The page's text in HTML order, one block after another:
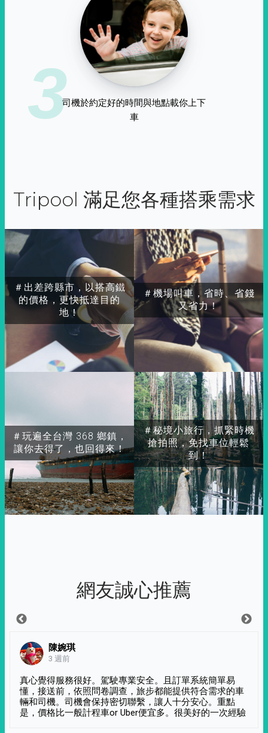
3司機於約定好的時間與地點載你上下
車
Tripool 滿足您各種搭乘需求
＃出差跨縣市，以搭高鐵
的價格，更快抵達目的
地！
＃玩遍全台灣 368 鄉鎮，
讓你去得了，也回得來！
＃秘境小旅行，抓緊時機
搶拍照，免找車位輕鬆
到！
＃機場叫車，省時、省錢
又省力！
網友誠心推薦
陳婉琪
3 週前
真心覺得服務很好。駕駛專業安全。且訂單系統簡單易
懂，接送前，依照問卷調查，旅步都能提供符合需求的車
輛和司機。司機會保持密切聯繫，讓人十分安心。重點
是，價格比一般計程車or Uber便宜多。很美好的一次經驗